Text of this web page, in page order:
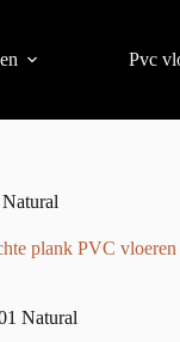
Pvc
plank PVC vloeren